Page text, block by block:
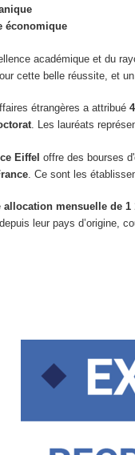
économique
académique et du
cette belle réussite, et
étrangères a attribué
. Les lauréats
Eiffel offre des bourses
. Ce sont les
allocation mensuelle de 1
leur pays d’origine,